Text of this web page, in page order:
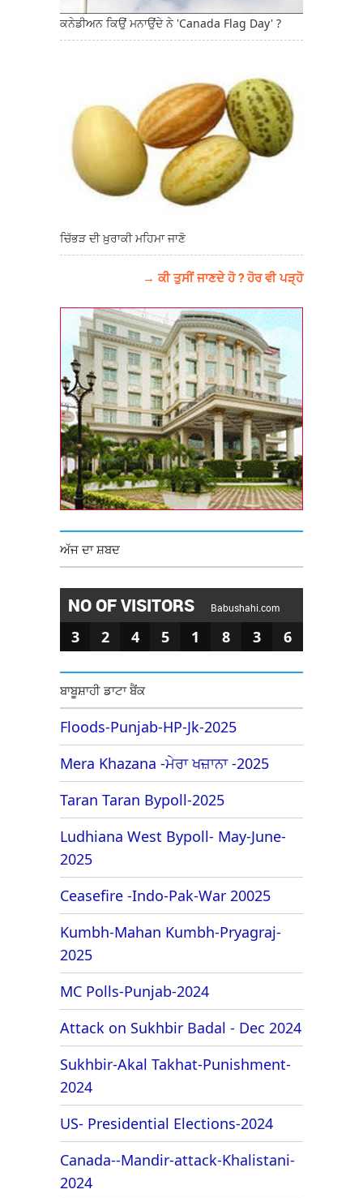
ਕਨੇਡੀਅਨ ਕਿਉਂ ਮਨਾਉਂਦੇ ਨੇ 'Canada Flag Day' ?
ਚਿੱਭੜ ਦੀ ਖ਼ੁਰਾਕੀ ਮਹਿਮਾ ਜਾਣੋ
→ ਕੀ ਤੁਸੀਂ ਜਾਣਦੇ ਹੋ ? ਹੋਰ ਵੀ ਪੜ੍ਹੋ
ਅੱਜ ਦਾ ਸ਼ਬਦ
NO OF VISITORS Babushahi.com
3 2 4 5 1 8 3 6
ਬਾਬੂਸ਼ਾਹੀ ਡਾਟਾ ਬੈਂਕ
Floods-Punjab-HP-Jk-2025
Mera Khazana -ਮੇਰਾ ਖਜ਼ਾਨਾ -2025
Taran Taran Bypoll-2025
Ludhiana West Bypoll- May-June-
2025
Ceasefire -Indo-Pak-War 20025
Kumbh-Mahan Kumbh-Pryagraj-
2025
MC Polls-Punjab-2024
Attack on Sukhbir Badal - Dec 2024
Sukhbir-Akal Takhat-Punishment-
2024
US- Presidential Elections-2024
Canada--Mandir-attack-Khalistani-
2024